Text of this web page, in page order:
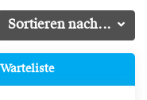
Sortieren nach...
Warteliste